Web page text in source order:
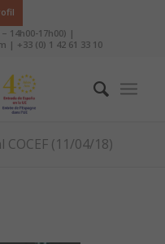
14h00-17h00) |
+33 (0) 1 42 61 33 10
(11/04/18)